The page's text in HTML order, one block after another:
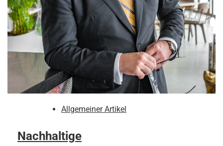
Allgemeiner Artikel
Nachhaltige